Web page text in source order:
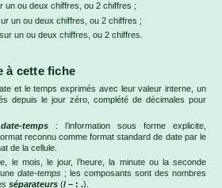
un ou deux chiffres, ou 2 chiffres ;
un ou deux chiffres, ou 2 chiffres ;
un ou deux chiffres, ou 2 chiffres.
à cette fiche
et le temps exprimés avec leur valeur interne, un
depuis le jour zéro, complété de décimales pour
date-temps : l’information sous forme explicite,
reconnu comme format standard de date par le
de la cellule.
le mois, le jour, l’heure, la minute ou la seconde
date-temps ; les composants sont des nombres
séparateurs (/ – : .).